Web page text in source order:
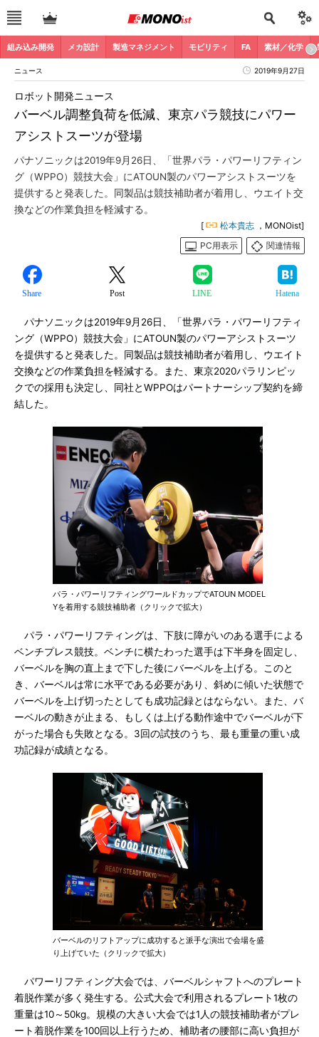
組み込み開発 メカ設計 製造マネジメント モビリティ FA 素材／化学
ニュース 2019年9月27日
バーベル調整負荷を低減、東京パラ競技にパワー
アシストスーツが登場
ロボット開発ニュース
パナソニックは2019年9月26日、「世界パラ・パワーリフティン
グ（WPPO）競技大会」にATOUN製のパワーアシストスーツを
提供すると発表した。同製品は競技補助者が着用し、ウエイト交
換などの作業負担を軽減する。
[ 松本貴志 ，MONOist]
PC用表示
関連情報
Share Post LINE Hatena
パナソニックは2019年9月26日、「世界パラ・パワーリフティ
ング（WPPO）競技大会」にATOUN製のパワーアシストスーツ
を提供すると発表した。同製品は競技補助者が着用し、ウエイト
交換などの作業負担を軽減する。また、東京2020パラリンピッ
クでの採用も決定し、同社とWPPOはパートナーシップ契約を締
結した。
パラ・パワーリフティングワールドカップでATOUN MODEL
Yを着用する競技補助者（クリックで拡大）
パラ・パワーリフティングは、下肢に障がいのある選手による
ベンチプレス競技。ベンチに横たわった選手は下半身を固定し、
バーベルを胸の直上まで下した後にバーベルを上げる。このと
き、バーベルは常に水平である必要があり、斜めに傾いた状態で
バーベルを上げ切ったとしても成功記録とはならない。また、バ
ーベルの動きが止まる、もしくは上げる動作途中でバーベルが下
がった場合も失敗となる。3回の試技のうち、最も重量の重い成
功記録が成績となる。
バーベルのリフトアップに成功すると派手な演出で会場を盛
り上げていた（クリックで拡大）
パワーリフティング大会では、バーベルシャフトへのプレート
着脱作業が多く発生する。公式大会で利用されるプレート1枚の
重量は10～50kg。規模の大きい大会では1人の競技補助者がプレ
ート着脱作業を100回以上行うため、補助者の腰部に高い負担が